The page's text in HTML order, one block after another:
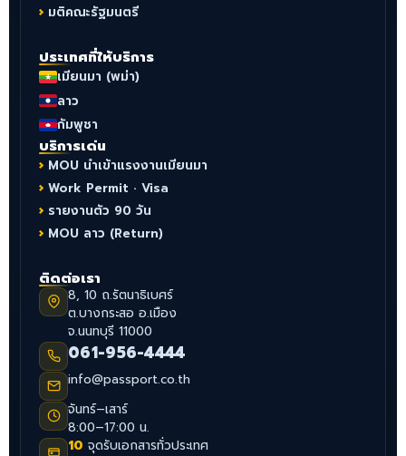
มติคณะรัฐมนตรี
ประเทศที่ให้บริการ
เมียนมา (พม่า)
ลาว
กัมพูชา
บริการเด่น
MOU นำเข้าแรงงานเมียนมา
Work Permit · Visa
รายงานตัว 90 วัน
MOU ลาว (Return)
ติดต่อเรา
8, 10 ถ.รัตนาธิเบศร์
ต.บางกระสอ อ.เมือง
จ.นนทบุรี 11000
061-956-4444
info@passport.co.th
จันทร์–เสาร์
8:00–17:00 น.
10 จุดรับเอกสารทั่วประเทศ